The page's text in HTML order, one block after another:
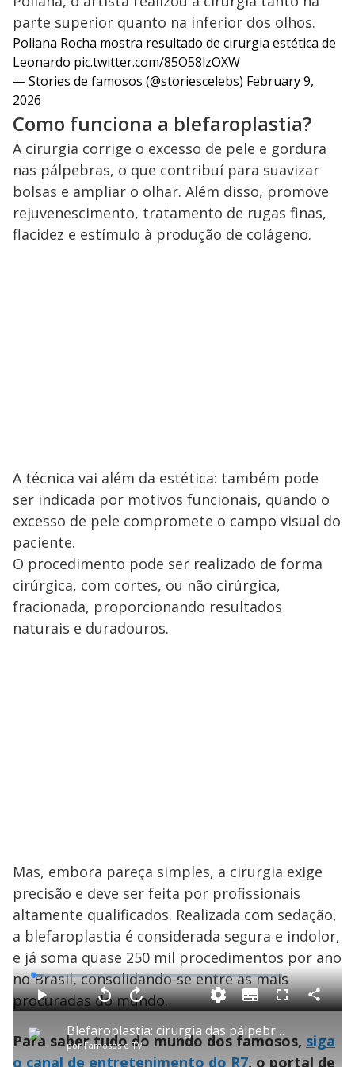
parte superior quanto na inferior dos olhos.
Poliana Rocha mostra resultado de cirurgia estética de
Leonardo pic.twitter.com/85O58lzOXW
— Stories de famosos (@storiescelebs) February 9,
2026
Como funciona a blefaroplastia?
A cirurgia corrige o excesso de pele e gordura
nas pálpebras, o que contribuí para suavizar
bolsas e ampliar o olhar. Além disso, promove
rejuvenescimento, tratamento de rugas finas,
flacidez e estímulo à produção de colágeno.
A técnica vai além da estética: também pode
ser indicada por motivos funcionais, quando o
excesso de pele compromete o campo visual do
paciente.
O procedimento pode ser realizado de forma
cirúrgica, com cortes, ou não cirúrgica,
fracionada, proporcionando resultados
naturais e duradouros.
Mas, embora pareça simples, a cirurgia exige
precisão e deve ser feita por profissionais
altamente qualificados. Realizada com sedação,
a blefaroplastia é considerada segura e indolor,
e já soma quase 250 mil procedimentos por ano
no Brasil, consolidando-se entre as mais
procuradas do mundo.
P Blefaroplastia: cirurgia das pálpebras cresce em popularidade por estética e saúde
porFamosos e TV
P V
t
a
r
0
A
n
ç
a
1
L
o
a
d
e
4
.
2
S
u
b
i
t
l
F
l
s
c
e
C
o
a
r
Para saber tudo do mundo dos famosos, siga
o canal de entretenimento do R7, o portal de